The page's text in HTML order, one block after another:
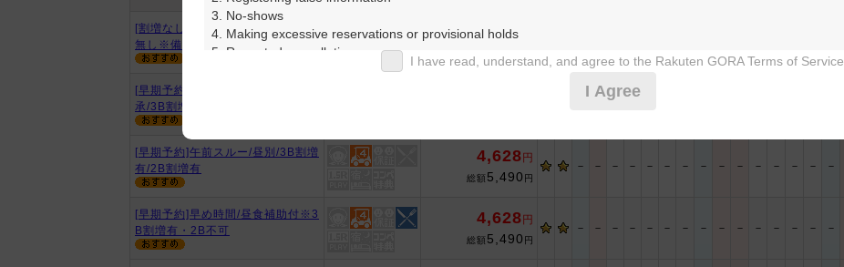
[割増なし]薄暮0.5R☆2B保証割増
無し※備考必読
2,900
[早期予約]薄暮スルー/昼別/日没了
承/3B割増無
[早期予約]午前スルー/昼別/3B割増
有/2B割増有
4,628 円
総額 5,490 円
－ － － － － － － － － － － － － － －
[早期予約]早め時間/昼食補助付※3
B割増有・2B不可
4,628 円
総額 5,490 円
－ － － － － － － － － － － － － － －
3. No-shows
4. Making excessive reservations or provisional holds
5. Repeated cancellations
6. Violating laws and regulations
7. Causing inconvenience to others during play (e.g., delaying play, ignoring rules, manners, or warnings)
We appreciate your understanding and cooperation regarding the above points.
I have read, understand, and agree to the Rakuten GORA Terms of Service
I Agree